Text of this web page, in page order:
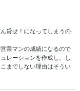
貸せ！になってしまうの
業マンの成績になるので
レーションを作成し、し
までしない理由はそうい